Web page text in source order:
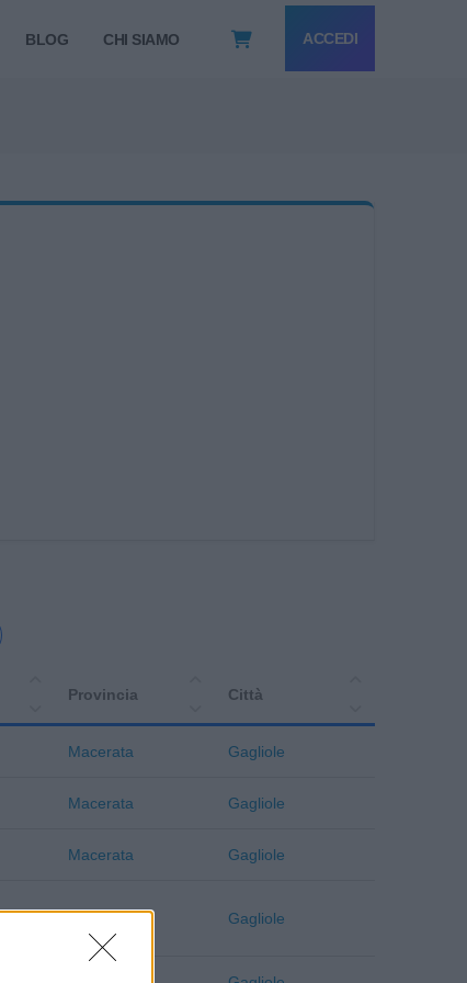
BLOG CHI SIAMO ACCEDI
Provincia Città
Macerata Gagliole
Macerata Gagliole
Macerata Gagliole
Macerata Gagliole